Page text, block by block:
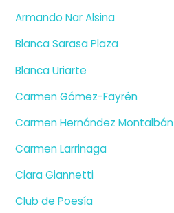
Armando Nar Alsina
Blanca Sarasa Plaza
Blanca Uriarte
Carmen Gómez-Fayrén
Carmen Hernández Montalbán
Carmen Larrinaga
Ciara Giannetti
Club de Poesía